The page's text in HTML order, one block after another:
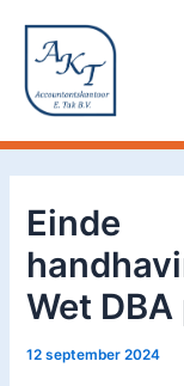
inhoud
Einde
Wet
12 september 2024
navigatie